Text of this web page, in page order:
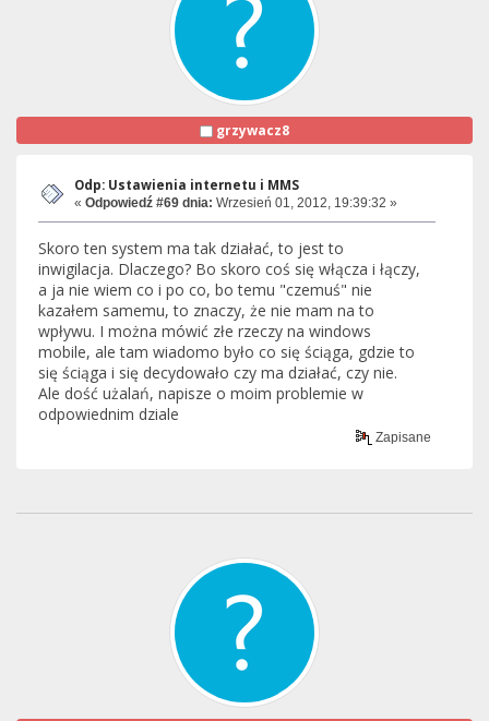
grzywacz8
Odp: Ustawienia internetu i MMS
« Odpowiedź #69 dnia: Wrzesień 01, 2012, 19:39:32 »
Skoro ten system ma tak działać, to jest to
inwigilacja. Dlaczego? Bo skoro coś się włącza i łączy,
a ja nie wiem co i po co, bo temu "czemuś" nie
kazałem samemu, to znaczy, że nie mam na to
wpływu. I można mówić złe rzeczy na windows
mobile, ale tam wiadomo było co się ściąga, gdzie to
się ściąga i się decydowało czy ma działać, czy nie.
Ale dość użalań, napisze o moim problemie w
odpowiednim dziale
Zapisane